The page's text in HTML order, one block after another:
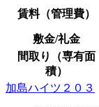
賃料（管理費）
敷金/礼金
間取り（専有面
積）
加島ハイツ２０３